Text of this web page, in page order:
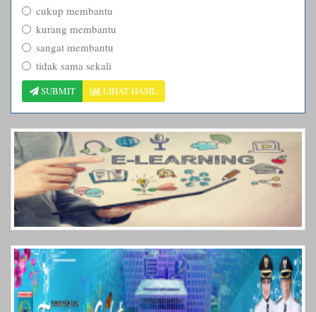
cukup membantu
kurang membantu
sangat membantu
tidak sama sekali
SUBMIT LIHAT HASIL